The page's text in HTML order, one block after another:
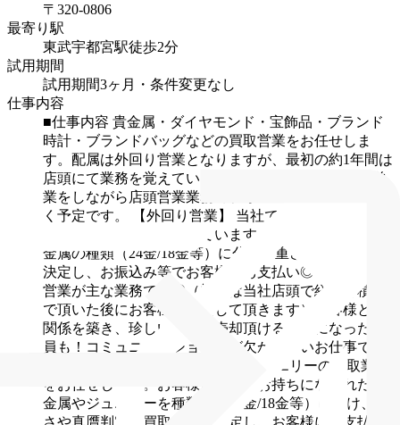
〒320-0806
最寄り駅
東武宇都宮駅徒歩2分
試用期間
試用期間3ヶ月・条件変更なし
仕事内容
■仕事内容 貴金属・ダイヤモンド・宝飾品・ブランド
時計・ブランドバッグなどの買取営業をお任せしま
す。配属は外回り営業となりますが、最初の約1年間は
店頭にて業務を覚えていただき、ゆくゆくは外回り営
業をしながら店頭営業業務のフォローを行っていただ
く予定です。
【外回り営業】
当社ではお客様先に伺
い、貴金属を買取を行っています。お客様の店舗で貴
金属の種類（24金/18金等）に分け、重さで買取金額を
決定し、お振込み等でお客様にお支払い◎ルートでの
営業が主な業務です◎（初めは当社店頭で経験を積ん
で頂いた後にお客様へ訪問して頂きます）お客様との
関係を築き、珍しい商品を売却頂けるようになった社
員も！コミュニケーション力が欠かせないお仕事です♪
店頭にて貴金属やジュエリーの買取業務
をお任せします。お客様が店頭にお持ちになられた貴
金属やジュエリーを種類別（24金/18金等）に分け、重